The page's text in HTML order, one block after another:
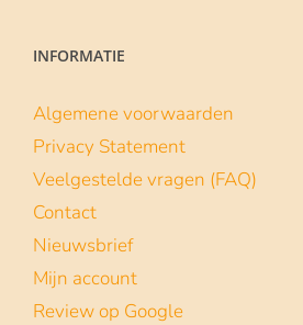
INFORMATIE
Algemene voorwaarden
Privacy Statement
Veelgestelde vragen (FAQ)
Contact
Nieuwsbrief
Mijn account
Review op Google